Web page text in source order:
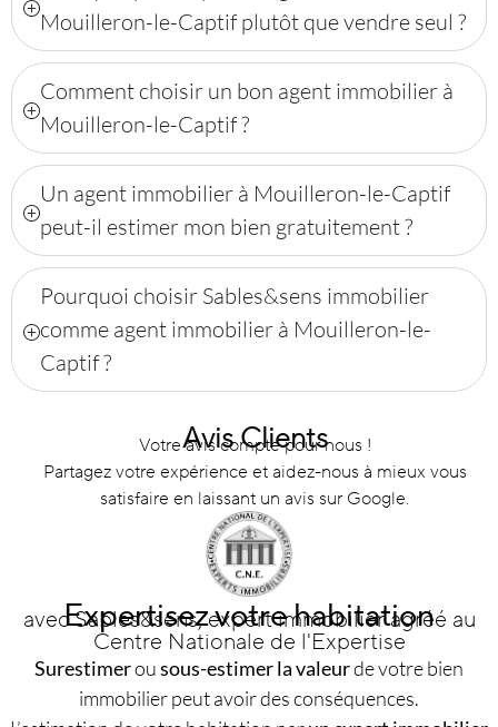
Mouilleron-le-Captif plutôt que vendre seul ?
Comment choisir un bon agent immobilier à
Mouilleron-le-Captif ?
Un agent immobilier à Mouilleron-le-Captif
peut-il estimer mon bien gratuitement ?
Pourquoi choisir Sables&sens immobilier
comme agent immobilier à Mouilleron-le-
Captif ?
Avis Clients
Votre avis compte pour nous !
Partagez votre expérience et aidez-nous à mieux vous
satisfaire en laissant un avis sur Google.
Expertisez votre habitation
avec Sables&sens, expert immobilier agréé au
Centre Nationale de l'Expertise
Surestimerousous-estimer la valeurde votre bien
immobilier peut avoir des conséquences.